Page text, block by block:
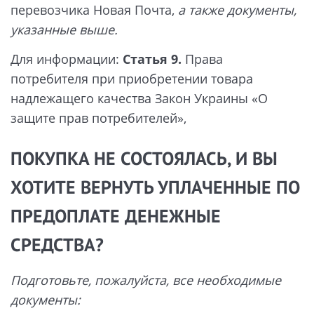
перевозчика Новая Почта, а также документы,
указанные выше.
Для информации: Статья 9. Права
потребителя при приобретении товара
надлежащего качества Закон Украины «О
защите прав потребителей»,
ПОКУПКА НЕ СОСТОЯЛАСЬ, И ВЫ
ХОТИТЕ ВЕРНУТЬ УПЛАЧЕННЫЕ ПО
ПРЕДОПЛАТЕ ДЕНЕЖНЫЕ
СРЕДСТВА?
Подготовьте, пожалуйста, все необходимые
документы: